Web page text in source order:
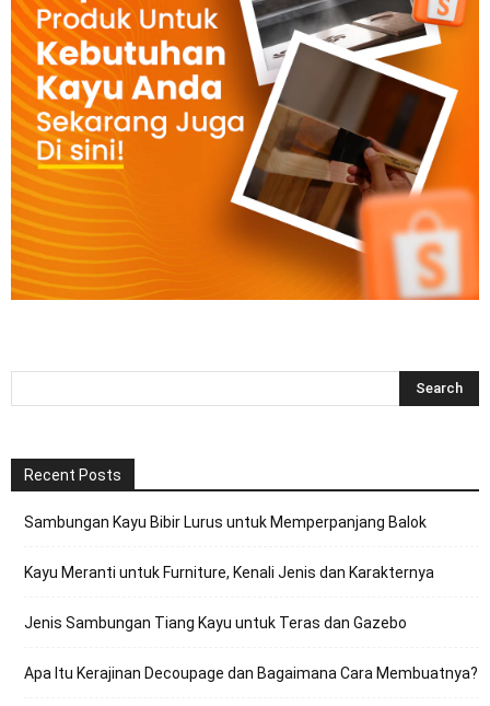
Recent Posts
Sambungan Kayu Bibir Lurus untuk Memperpanjang Balok
Kayu Meranti untuk Furniture, Kenali Jenis dan Karakternya
Jenis Sambungan Tiang Kayu untuk Teras dan Gazebo
Apa Itu Kerajinan Decoupage dan Bagaimana Cara Membuatnya?